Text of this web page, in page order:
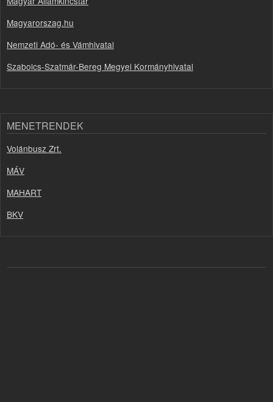
Magyarorszag.hu
Nemzeti Adó- és Vámhivatal
Szabolcs-Szatmár-Bereg Megyei Kormányhivatal
MENETRENDEK
Volánbusz Zrt.
MÁV
MAHART
BKV